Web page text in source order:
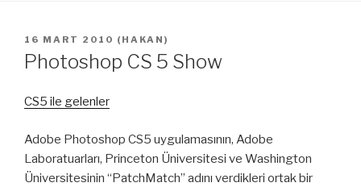
YAYIM
TARIHI
16 MART 2010 ( HAKAN )
Photoshop CS 5 Show
CS5 ile gelenler
Adobe Photoshop CS5 uygulamasının, Adobe
Laboratuarları, Princeton Üniversitesi ve Washington
Üniversitesinin “PatchMatch” adını verdikleri ortak bir